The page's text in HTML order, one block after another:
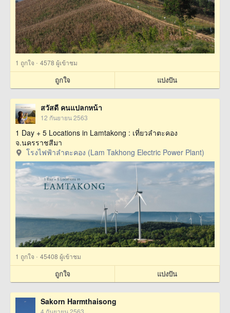
1 ถูกใจ · 4578 ผู้เข้าชม
ถูกใจ แบ่งปัน
สวัสดี คนแปลกหน้า
12 กันยายน 2563
1 Day + 5 Locations in Lamtakong : เที่ยวลำตะคอง
จ.นครราชสีมา
โรงไฟฟ้าลำตะคอง (Lam Takhong Electric Power Plant)
1 ถูกใจ · 45408 ผู้เข้าชม
ถูกใจ แบ่งปัน
Sakorn Harmthaisong
4 กันยายน 2563